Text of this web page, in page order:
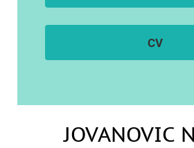
CV
JOVANOVIC